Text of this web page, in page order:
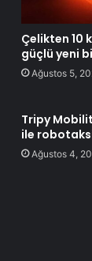
Çelikten 10
güçlü yeni
Ağustos 5,
Tripy
ile
Ağustos 4,